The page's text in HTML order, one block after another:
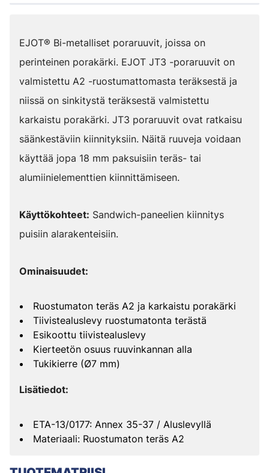
EJOT® Bi-metalliset poraruuvit, joissa on
perinteinen porakärki. EJOT JT3 -poraruuvit on
valmistettu A2 -ruostumattomasta teräksestä ja
niissä on sinkitystä teräksestä valmistettu
karkaistu porakärki. JT3 poraruuvit ovat ratkaisu
säänkestäviin kiinnityksiin. Näitä ruuveja voidaan
käyttää jopa 18 mm paksuisiin teräs- tai
alumiinielementtien kiinnittämiseen.
Käyttökohteet: Sandwich-paneelien kiinnitys
puisiin alarakenteisiin.
Ominaisuudet:
Ruostumaton teräs A2 ja karkaistu porakärki
Tiivistealuslevy ruostumatonta terästä
Esikoottu tiivistealuslevy
Kierteetön osuus ruuvinkannan alla
Tukikierre (Ø7 mm)
Lisätiedot:
ETA-13/0177: Annex 35-37 / Aluslevyllä
Materiaali: Ruostumaton teräs A2